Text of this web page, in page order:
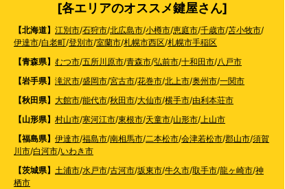
[各エリアのオススメ鍵屋さん]
【北海道】 江別市/石狩市/北広島市/小樽市/恵庭市/千歳市/苫小牧市/
伊達市/白老町/登別市/室蘭市/札幌市西区/札幌市手稲区
【青森県】 むつ市/五所川原市/青森市/弘前市/十和田市/八戸市
【岩手県】 滝沢市/盛岡市/宮古市/花巻市/北上市/奥州市/一関市
【秋田県】 大館市/能代市/秋田市/大仙市/横手市/由利本荘市
【山形県】 村山市/寒河江市/東根市/天童市/山形市/上山市
【福島県】 伊達市/福島市/南相馬市/二本松市/会津若松市/郡山市/須賀
川市/白河市/いわき市
【茨城県】 土浦市/水戸市/古河市/坂東市/牛久市/取手市/龍ヶ崎市/神
栖市